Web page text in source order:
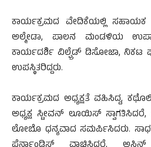
ಕಾರ್ಯಕ್ರಮದ ವೇದಿಕೆಯಲ್ಲಿ
ಅಲ್ಮೇಡಾ, ಪಾಲನ ಮಂಡಳಿಯ
ಕಾರ್ಯದರ್ಶಿ ವಿಲ್ಫ್ರೆಡ್ ಡಿಸೋಜಾ, ನಿಕಟ
ಉಪಸ್ಥಿತರಿದ್ದರು.
ಕಾರ್ಯಕ್ರಮದ ಅಧ್ಯಕ್ಷತೆ ವಹಿಸಿದ್ದ,
ಅಧ್ಯಕ್ಷ ಸ್ಟೀವನ್ ಲೂಯಿಸ್
ಲೋಬೊ ಧನ್ಯವಾದ ಸಮರ್ಪಿಸಿದರು.